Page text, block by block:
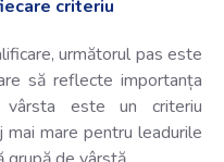
criteriu
următorul pas este
să reflecte importanța
vârsta este un criteriu
mare pentru leadurile